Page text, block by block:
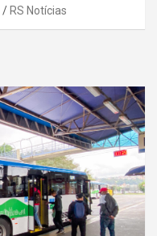
RS Notícias